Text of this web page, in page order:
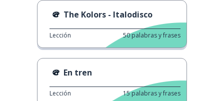
The Kolors - Italodisco
Lección 50palabras y frases
En tren
Lección 15palabras y frases